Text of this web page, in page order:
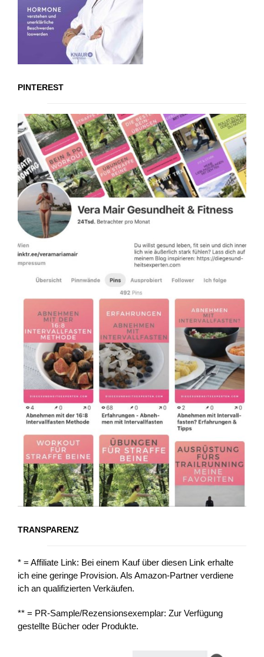
PINTEREST
TRANSPARENZ
* = Affiliate Link: Bei einem Kauf über diesen Link erhalte
ich eine geringe Provision. Als Amazon-Partner verdiene
ich an qualifizierten Verkäufen.
** = PR-Sample/Rezensionsexemplar: Zur Verfügung
gestellte Bücher oder Produkte.